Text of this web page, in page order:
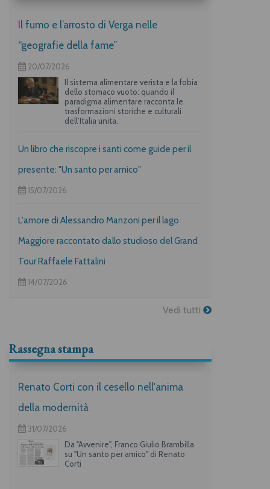
Il fumo e l’arrosto di Verga nelle
“geografie della fame”
20/07/2026
Il sistema alimentare verista e la fobia
dello stomaco vuoto: quando il
paradigma alimentare racconta le
trasformazioni storiche e culturali
dell’Italia unita.
Un libro che riscopre i santi come guide per il
presente: "Un santo per amico"
15/07/2026
L'amore di Alessandro Manzoni per il lago
Maggiore raccontato dallo studioso del Grand
Tour Raffaele Fattalini
14/07/2026
Vedi tutti
Rassegna stampa
Renato Corti con il cesello nell'anima
della modernità
31/07/2026
Da "Avvenire", Franco Giulio Brambilla
su "Un santo per amico" di Renato
Corti